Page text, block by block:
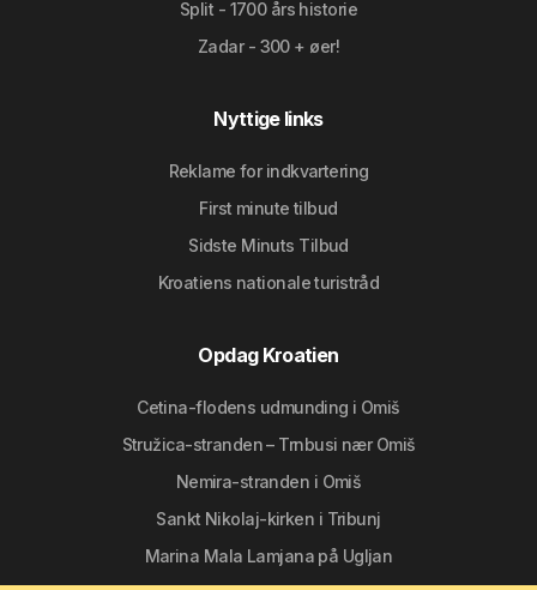
Split - 1700 års historie
Zadar - 300 + øer!
Nyttige links
Reklame for indkvartering
First minute tilbud
Sidste Minuts Tilbud
Kroatiens nationale turistråd
Opdag Kroatien
Cetina-flodens udmunding i Omiš
Stružica-stranden – Trnbusi nær Omiš
Nemira-stranden i Omiš
Sankt Nikolaj-kirken i Tribunj
Marina Mala Lamjana på Ugljan